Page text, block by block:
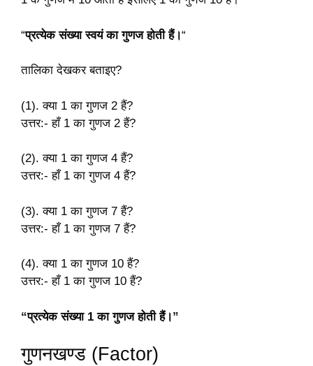
“प्रत्येक संख्या स्वयं का गुणज होती हैं।“
तालिका देखकर बताइए?
(1). क्या 1 का गुणज 2 हैं?
उत्तर:- हाँ 1 का गुणज 2 हैं?
(2). क्या 1 का गुणज 4 हैं?
उत्तर:- हाँ 1 का गुणज 4 हैं?
(3). क्या 1 का गुणज 7 हैं?
उत्तर:- हाँ 1 का गुणज 7 हैं?
(4). क्या 1 का गुणज 10 हैं?
उत्तर:- हाँ 1 का गुणज 10 हैं?
“प्रत्येक संख्या 1 का गुणज होती हैं।”
गुणनखण्ड (Factor)